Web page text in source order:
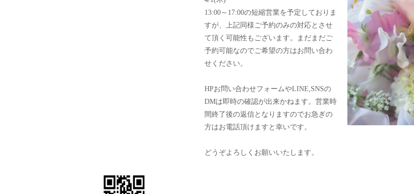
13:00～17:00の短縮営業を予定しておりま
すが、上記同様ご予約のみの対応とさせ
て頂く可能性もございます。まだまだご
予約可能なのでご希望の方はお問い合わ
せください。
HPお問い合わせフォームやLINE,SNSの
DMは即時の確認が出来かねます。営業時
間終了後の返信となりますのでお急ぎの
方はお電話頂けますと幸いです。
どうぞよろしくお願いいたします。